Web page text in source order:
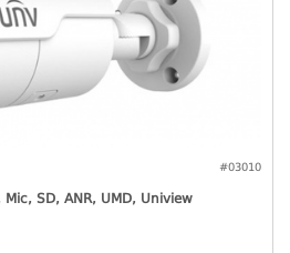
#03010
Mic, SD, ANR, UMD, Uniview